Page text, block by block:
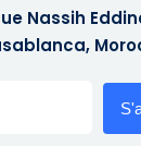
Nassih